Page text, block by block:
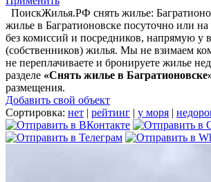
ПоискЖилья.РФ снять жилье:
жилье в Багратионовске посуточно или
без комиссий и посредников, напрямую у
(собственников) жилья. Мы не взимаем
не переплачиваете и бронируете жилье
разделе «Снять жилье в
размещения.
Добавить свой объект
Сортировка: нет | рейтинг | у моря |